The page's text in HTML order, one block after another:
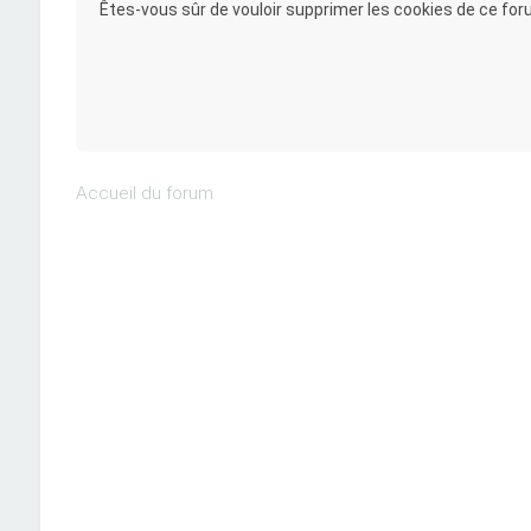
Êtes-vous sûr de vouloir supprimer les cookies de ce
Accueil du forum